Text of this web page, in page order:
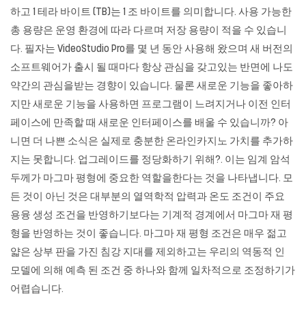
하고 1 테라 바이트 (TB)는 1 조 바이트를 의미합니다. 사용 가능한
총 용량은 운영 환경에 따라 다르며 저장 용량이 적을 수 있습니
다. 필자는 VideoStudio Pro를 몇 년 동안 사용해 왔으며 새 버전의
소프트웨어가 출시 될 때마다 항상 관심을 갖고있는 반면에 나도
약간의 관심을받는 경향이 있습니다. 물론 새로운 기능을 좋아하
지만 새로운 기능을 사용하면 프로그램이 느려지거나 이전 인터
페이스에 만족할 때 새로운 인터페이스를 배울 수 있습니까? 아
니면 더 나쁜 소식은 실제로 충분한 온라인카지노 가치를 추가하
지는 못합니다. 업그레이드를 정당화하기 위해?. 이는 임계 암석
두께가 마그마 평형에 중요한 역할을한다는 것을 나타냅니다. 모
든 것이 아닌 것은 대부분의 열역학적 압력과 온도 조건이 주요
용융 생성 조건을 반영하기보다는 기계적 경계에서 마그마 재 평
형을 반영하는 것이 좋습니다. 마그마 재 평형 조건은 매우 젊고
얇은 상부 판을 가진 침강 지대를 제외하고는 우리의 역동적 인
모델에 의해 예측 된 조건 중 하나와 함께 일차적으로 조정하기가
어렵습니다.